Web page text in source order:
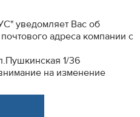
уведомляет Вас об
адреса компании с
1/36
на изменение